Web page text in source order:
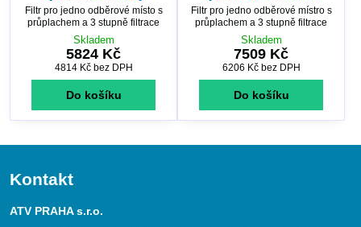
Filtr pro jedno odběrové místo s
průplachem a 3 stupně filtrace
Skladem
5824 Kč
4814 Kč bez DPH
Do košíku
Filtr pro jedno odběrové místro s
průplachem a 3 stupně filtrace
Skladem
7509 Kč
6206 Kč bez DPH
Do košíku
Kontakt
ATV PRAHA s.r.o.